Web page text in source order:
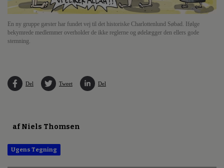
En ny gruppe gæster har fundet vej til det historiske Charlottenlund Søbad. Ifølge
bekymrede medlemmer overholder de ikke reglerne og ødelægger den ellers gode
stemning.
Del Tweet Del
af Niels Thomsen
Ugens Tegning